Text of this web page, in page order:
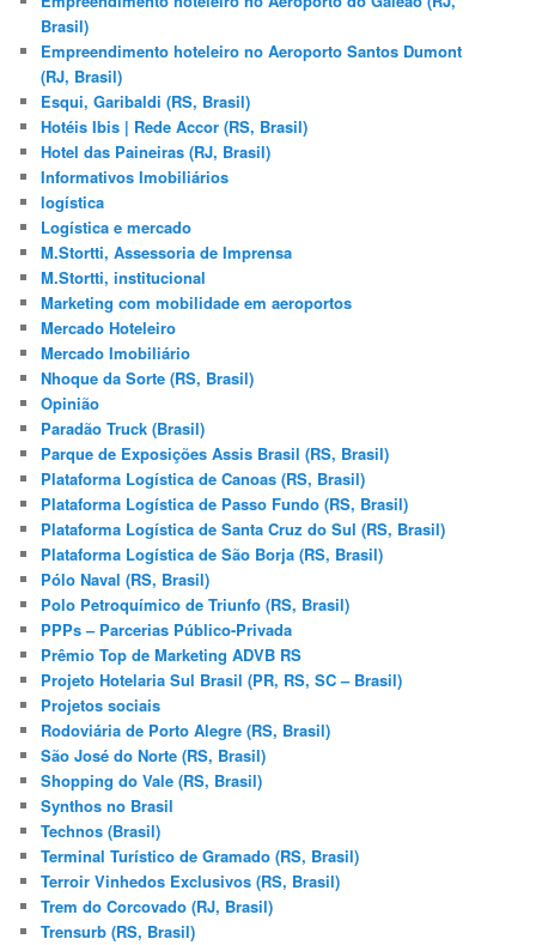
Brasil)
Empreendimento hoteleiro no Aeroporto Santos Dumont
(RJ, Brasil)
Esqui, Garibaldi (RS, Brasil)
Hotéis Ibis | Rede Accor (RS, Brasil)
Hotel das Paineiras (RJ, Brasil)
Informativos Imobiliários
logística
Logística e mercado
M.Stortti, Assessoria de Imprensa
M.Stortti, institucional
Marketing com mobilidade em aeroportos
Mercado Hoteleiro
Mercado Imobiliário
Nhoque da Sorte (RS, Brasil)
Opinião
Paradão Truck (Brasil)
Parque de Exposições Assis Brasil (RS, Brasil)
Plataforma Logística de Canoas (RS, Brasil)
Plataforma Logística de Passo Fundo (RS, Brasil)
Plataforma Logística de Santa Cruz do Sul (RS, Brasil)
Plataforma Logística de São Borja (RS, Brasil)
Pólo Naval (RS, Brasil)
Polo Petroquímico de Triunfo (RS, Brasil)
PPPs – Parcerias Público-Privada
Prêmio Top de Marketing ADVB RS
Projeto Hotelaria Sul Brasil (PR, RS, SC – Brasil)
Projetos sociais
Rodoviária de Porto Alegre (RS, Brasil)
São José do Norte (RS, Brasil)
Shopping do Vale (RS, Brasil)
Synthos no Brasil
Technos (Brasil)
Terminal Turístico de Gramado (RS, Brasil)
Terroir Vinhedos Exclusivos (RS, Brasil)
Trem do Corcovado (RJ, Brasil)
Trensurb (RS, Brasil)